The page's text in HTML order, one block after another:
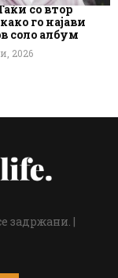
со втор
го најави
соло албум
2026
задржани. |